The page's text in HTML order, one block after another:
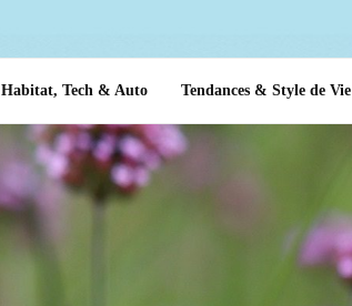
Habitat, Tech & Auto Tendances & Style de Vie